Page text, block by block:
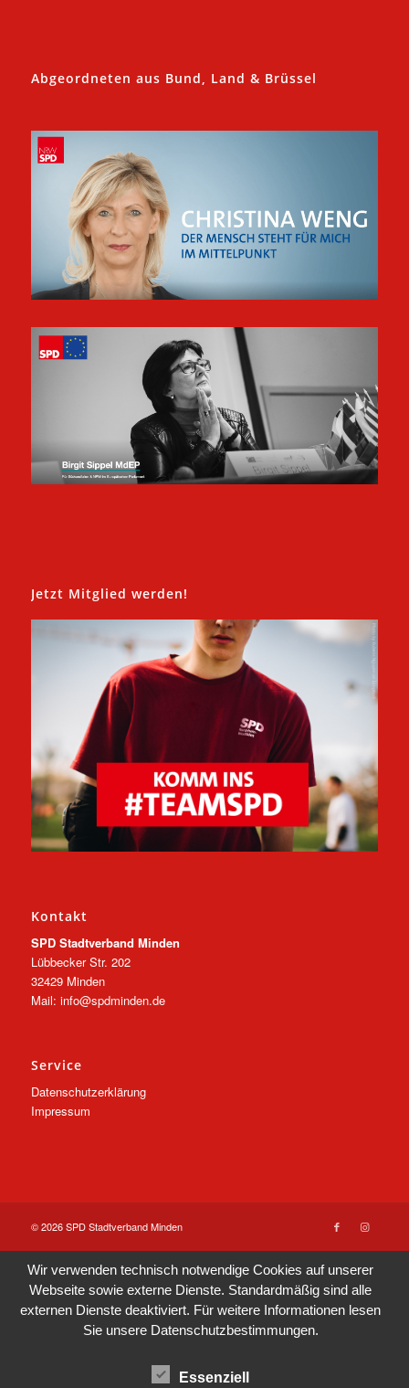
Abgeordneten aus Bund, Land & Brüssel
Jetzt Mitglied werden!
Kontakt
SPD Stadtverband Minden
Lübbecker Str. 202
32429 Minden
Mail: info@spdminden.de
Service
Datenschutzerklärung
Impressum
© 2026 SPD Stadtverband Minden
Wir verwenden technisch notwendige Cookies auf unserer
Webseite sowie externe Dienste. Standardmäßig sind alle
externen Dienste deaktiviert. Für weitere Informationen lesen
Sie unsere Datenschutzbestimmungen.
Essenziell